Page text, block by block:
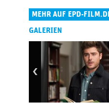
MEHR AUF EPD-
GALERIEN